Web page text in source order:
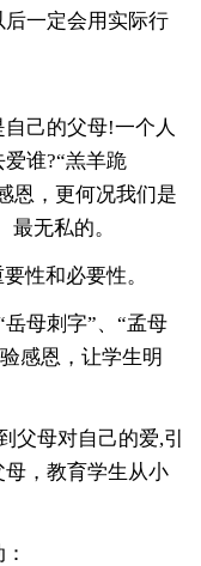
一定会用实际行
己的父母!一个人
谁?“羔羊跪
恩，更何况我们是
无私的。
性和必要性。
母刺字”、“孟母
感恩，让学生明
父母对自己的爱,引
，教育学生从小